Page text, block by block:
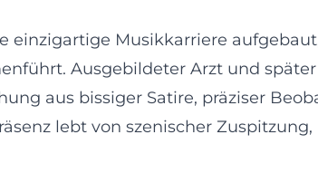
einzigartige Musikkarriere
Ausgebildeter Arzt und
aus bissiger Satire, präziser
lebt von szenischer